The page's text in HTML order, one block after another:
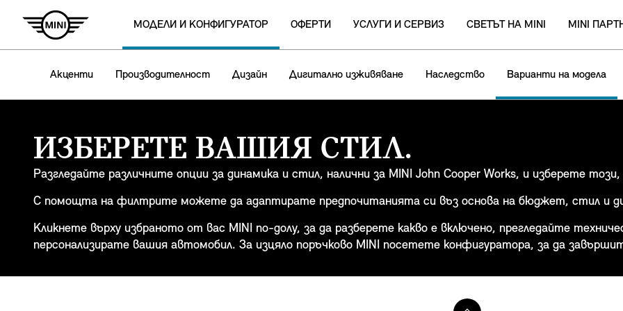
МОДЕЛИ И КОНФИГУРАТОР ОФЕРТИ УСЛУГИ И СЕРВИЗ СВЕТЪТ НА MINI MINI
Акценти Производителност Дизайн Дигитално изживяване Наследство Варианти на модела
ИЗБЕРЕТЕ ВАШИЯ СТИЛ.
Разгледайте различните опции за динамика и стил, налични за MINI John Cooper Works, и изберете
С помощта на филтрите можете да адаптирате предпочитанията си въз основа на бюджет, стил и
Кликнете върху избраното от вас MINI по-долу, за да разберете какво е включено, прегледайте
персонализирате вашия автомобил. За изцяло поръчково MINI посетете конфигуратора, за да